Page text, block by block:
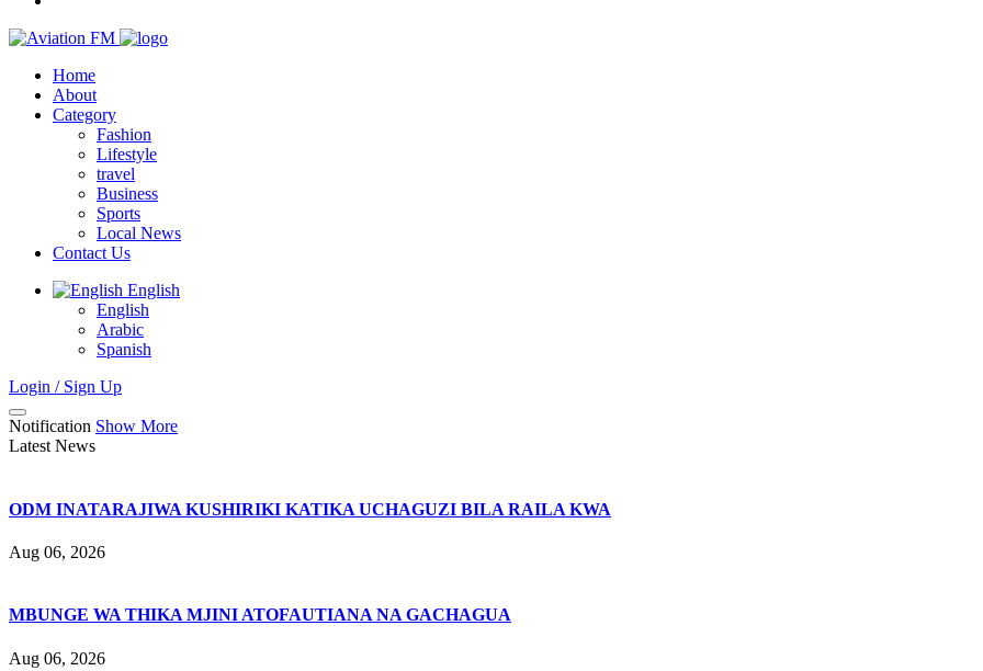
Home
About
Category
Fashion
Lifestyle
travel
Business
Sports
Local News
Contact Us
English
English
Arabic
Spanish
Login / Sign Up
Notification Show More
Latest News
ODM INATARAJIWA KUSHIRIKI KATIKA UCHAGUZI BILA RAILA KWA
Aug 06, 2026
MBUNGE WA THIKA MJINI ATOFAUTIANA NA GACHAGUA
Aug 06, 2026